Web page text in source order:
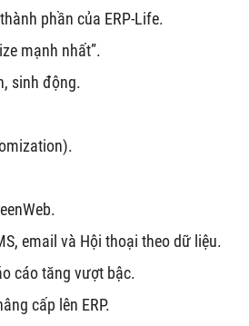
phần của ERP-Life.
mạnh nhất”.
sinh động.
email và Hội thoại theo dữ liệu.
cáo tăng vượt bậc.
cấp lên ERP.